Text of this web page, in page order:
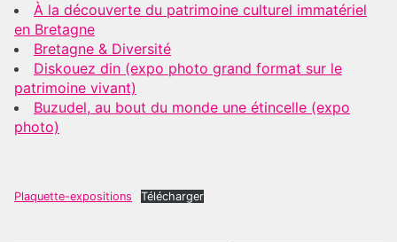
À la découverte du patrimoine culturel immatériel
en Bretagne
Bretagne & Diversité
Diskouez din (expo photo grand format sur le
patrimoine vivant)
Buzudel, au bout du monde une étincelle (expo
photo)
Plaquette-expositions Télécharger